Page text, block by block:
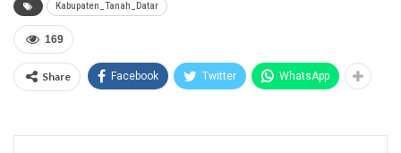
Kabupaten_Tanah_Datar
169
Share Facebook Twitter WhatsApp